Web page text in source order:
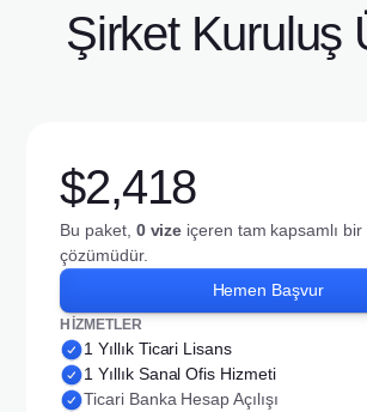
Şirket Kuruluş
$2,418
Bu paket, 0 vize içeren tam kapsamlı
çözümüdür.
Hemen Başvur
HİZMETLER
1 Yıllık Ticari Lisans
1 Yıllık Sanal Ofis Hizmeti
Ticari Banka Hesap Açılışı